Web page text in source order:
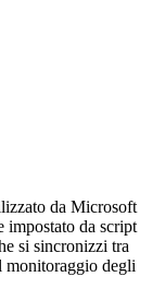
da Microsoft
impostato da script
si sincronizzi tra
degli